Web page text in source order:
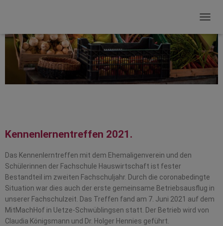
A
V
I
G
L
T
Kennenlernentreffen 2021.
Das Kennenlerntreffen mit dem Ehemaligenverein und den
Schülerinnen der Fachschule Hauswirtschaft ist fester
Bestandteil im zweiten Fachschuljahr. Durch die coronabedingte
Situation war dies auch der erste gemeinsame Betriebsausflug in
unserer Fachschulzeit. Das Treffen fand am 7. Juni 2021 auf dem
MitMachHof in Uetze-Schwüblingsen statt. Der Betrieb wird von
Claudia Königsmann und Dr. Holger Hennies geführt.